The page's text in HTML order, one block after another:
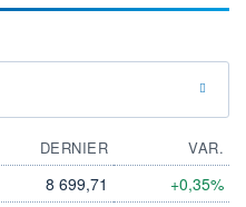
+ BAS
31,600
0,04%
DERNIER
VAR.
8 699,71 +0,35%